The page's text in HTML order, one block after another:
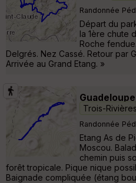
Randonnée
Départ du
la 1ère chute
Roche
Delgrés. Nez Cassé. Retour par
Arrivée au Grand Etang. »
Trois-Rivières
Randonnée
Etang As de
Moscou.
chemin puis
forêt tropicale. Pique nique
Baignade compliquée (étang